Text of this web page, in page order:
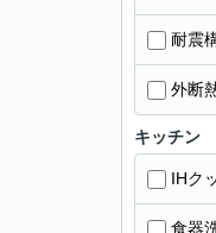
耐震
外断
キッチン
IHク
食器